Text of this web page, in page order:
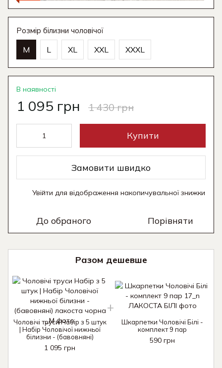
Розмір білизни чоловічої
M L XL XXL XXXL
В наявності
1 095 грн 1 430 грн
Купити
Замовити швидко
Увійти для відображення накопичувальної знижки
До обраного Порівняти
Разом дешевше
Чоловічі труси Набір з 5 штук
| Набір Чоловічої нижньої
білизни - (бавовняні)
1 095 грн
Шкарпетки Чоловічі Білі -
комплект 9 пар
590 грн